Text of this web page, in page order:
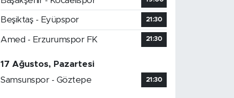
Beşiktaş - Eyüpspor 21:30
Amed - Erzurumspor FK 21:30
17 Ağustos, Pazartesi
Samsunspor - Göztepe
21:30